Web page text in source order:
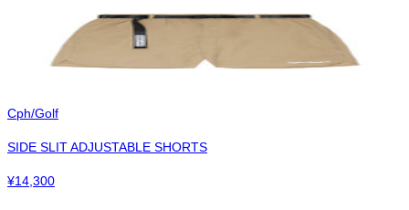
Cph/Golf
SIDE SLIT ADJUSTABLE SHORTS
¥14,300